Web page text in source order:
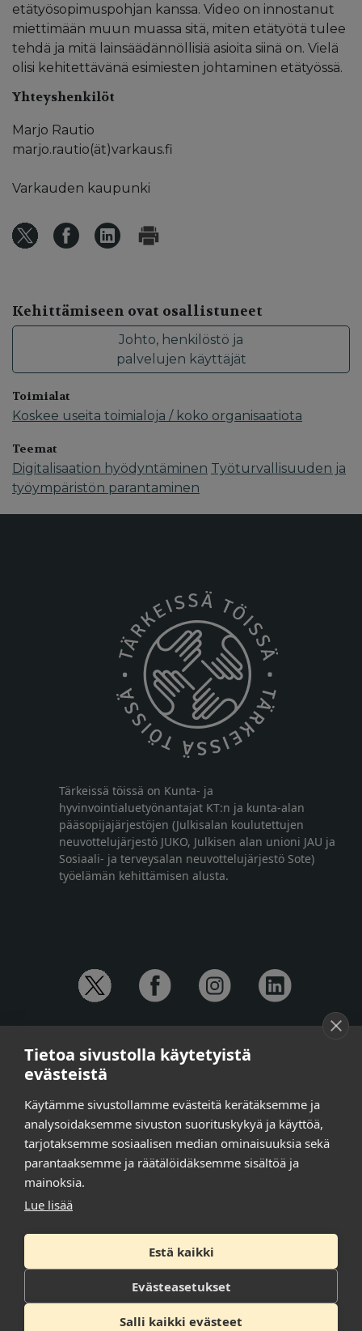
etätyösopimuspohjan kanssa. Video on innostanut
miettimään muun muassa sitä, miten etätyötä tulee
tehdä ja mitä lainsäädännöllisiä asioita siinä on. Vielä
olisi kehitettävänä esimiesten johtaminen etätyössä.
Yhteyshenkilöt
Marjo Rautio
marjo.rautio(ät)varkaus.fi
Varkauden kaupunki
Kehittämiseen ovat osallistuneet
Johto, henkilöstö ja
palvelujen käyttäjät
Toimialat
Koskee useita toimialoja / koko organisaatiota
Teemat
Digitalisaation hyödyntäminen Työturvallisuuden ja
työympäristön parantaminen
Tärkeissä töissä on Kunta- ja
hyvinvointialuetyönantajat KT:n ja kunta-alan
pääsopijajärjestöjen (Julkisalan koulutettujen
neuvottelujärjestö JUKO, Julkisen alan unioni JAU ja
Sosiaali- ja terveysalan neuvottelujärjestö Sote)
työelämän kehittämisen alusta.
Anna-Mari Jaanu, kehittämispäällikkö,
puh. +358 50 572 4620
Henna Honkalo,
viestintäpäällikkö,
puh. +358 50 479 6618
Ilari Raiski, viestintä- ja tapahtumakoordinaattori,
puh. +358 45 130 3832
Susanna Laasio,
tarkeissatoissa[a]kt.fi
Tilaa uutiskirje
Tietosuojaseloste
Saavutettavuusseloste
Tietoa sivustolla käytetyistä
evästeistä
Käytämme sivustollamme evästeitä kerätäksemme ja
analysoidaksemme sivuston suorituskykyä ja käyttöä,
tarjotaksemme sosiaalisen median ominaisuuksia sekä
parantaaksemme ja räätälöidäksemme sisältöä ja
mainoksia.
Lue lisää
Estä kaikki
Evästeasetukset
Salli kaikki evästeet